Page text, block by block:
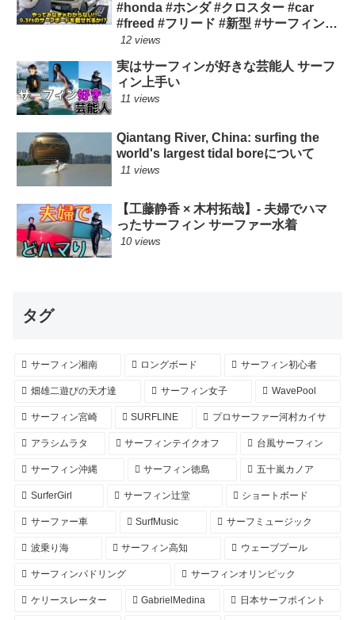
#honda #ホンダ #クロスター #car
#freed #フリード #新型 #サーフィン
ロングボード
12 views
実はサーフィンが好きな芸能人 サーフ
ィン上手い
11 views
Qiantang River, China: surfing the
world's largest tidal boreについて
11 views
【工藤静香 × 木村拓哉】- 夫婦でハマ
ったサーフィン サーファー水着
10 views
タグ
サーフィン湘南 ロングボード サーフィン初心者
畑雄二遊びの天才達 サーフィン女子 WavePool
サーフィン宮崎 SURFLINE プロサーファー河村カイサ
アラシムラタ サーフィンテイクオフ 台風サーフィン
サーフィン沖縄 サーフィン徳島 五十嵐カノア
SurferGirl サーフィン辻堂 ショートボード
サーファー車 SurfMusic サーフミュージック
波乗り海 サーフィン高知 ウェーブプール
サーフィンパドリング サーフィンオリンピック
ケリースレーター GabrielMedina 日本サーフポイント